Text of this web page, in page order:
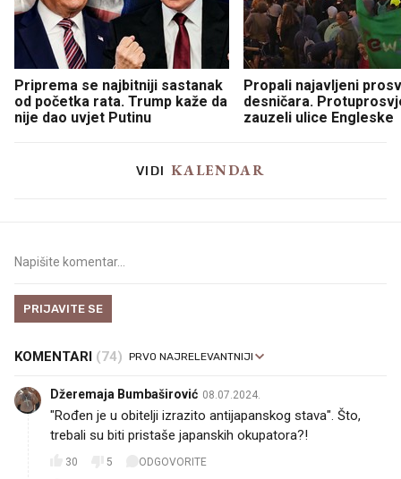
Priprema se najbitniji sastanak
od početka rata. Trump kaže da
nije dao uvjet Putinu
Propali najavljeni
desničara.
zauzeli ulice Engleske
VIDI KALENDAR
PRIJAVITE SE
KOMENTARI (74)
Džeremaja Bumbaširović 08.07.2024.
"Rođen je u obitelji izrazito antijapanskog stava". Što,
trebali su biti pristaše japanskih okupatora?!
30 5 ODGOVORITE